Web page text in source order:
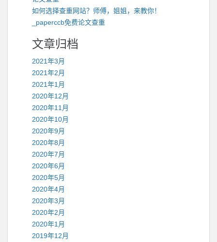
如何选择查重网站？师傅，姐姐，来教你！
_paperccb免费论文查重
文章归档
2021年3月
2021年2月
2021年1月
2020年12月
2020年11月
2020年10月
2020年9月
2020年8月
2020年7月
2020年6月
2020年5月
2020年4月
2020年3月
2020年2月
2020年1月
2019年12月